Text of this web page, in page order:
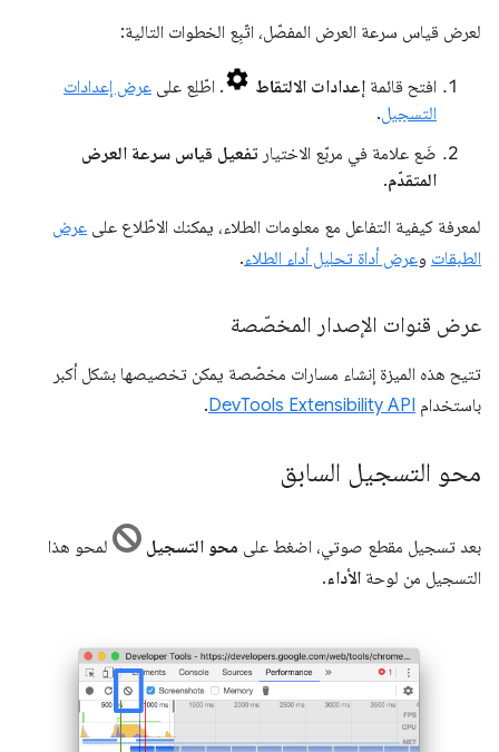
لعرض قياس سرعة العرض المفصّل، اتّبِع الخطوات التالية:
افتح قائمة إعدادات الالتقاط . اطّلِع على عرض إعدادات
التسجيل.
ضَع علامة في مربّع الاختيار تفعيل قياس سرعة العرض
المتقدّم.
لمعرفة كيفية التفاعل مع معلومات الطلاء، يمكنك الاطّلاع على عرض
الطبقات وعرض أداة تحليل أداء الطلاء.
عرض قنوات الإصدار المخصّصة
تتيح هذه الميزة إنشاء مسارات مخصّصة يمكن تخصيصها بشكل أكبر
باستخدام DevTools Extensibility API
.
محو التسجيل السابق
بعد تسجيل مقطع صوتي، اضغط على محو التسجيل
لمحو هذا
التسجيل من لوحة الأداء.